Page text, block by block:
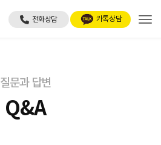
질문과 답변
Q&A